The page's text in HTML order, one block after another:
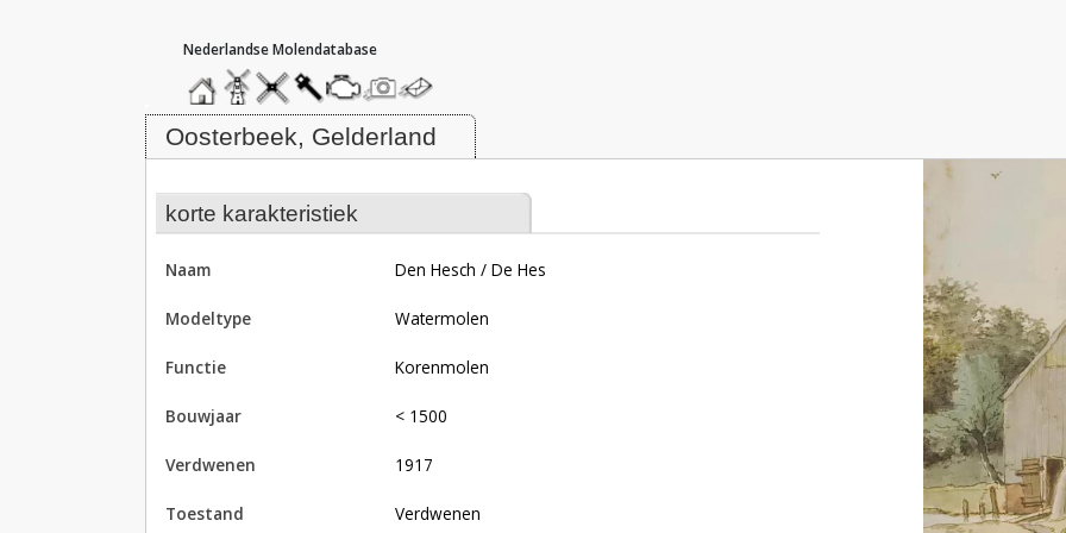
hoofdmenu
homemolendatabase
roedendatabase
assendatabase
motorendatabase
stuur
een
foto
stuur
een
bericht
Molen Den Hesch / De Hes, Oosterbeek
Oosterbeek, Gelderland
korte karakteristiek
naam Den Hesch / De Hes
modeltype Watermolen
functie korenmolen
bouwjaar < 1500
verdwenen 1917
toestand verdwenen